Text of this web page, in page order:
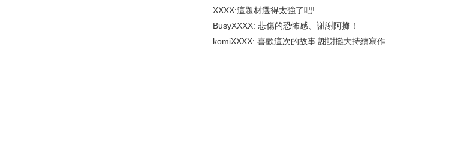
XXXX:這題材選得太強了吧!
BusyXXXX: 悲傷的恐怖感、謝謝阿攤！
komiXXXX: 喜歡這次的故事 謝謝攤大持續寫作